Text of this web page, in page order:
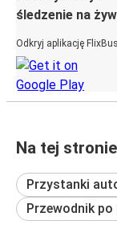
śledzenie na
Odkryj aplikację
Na tej
Przystanki
Przewodnik po